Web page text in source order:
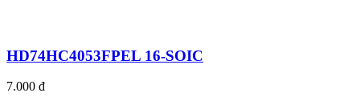
HD74HC4053FPEL 16-SOIC
7.000 đ